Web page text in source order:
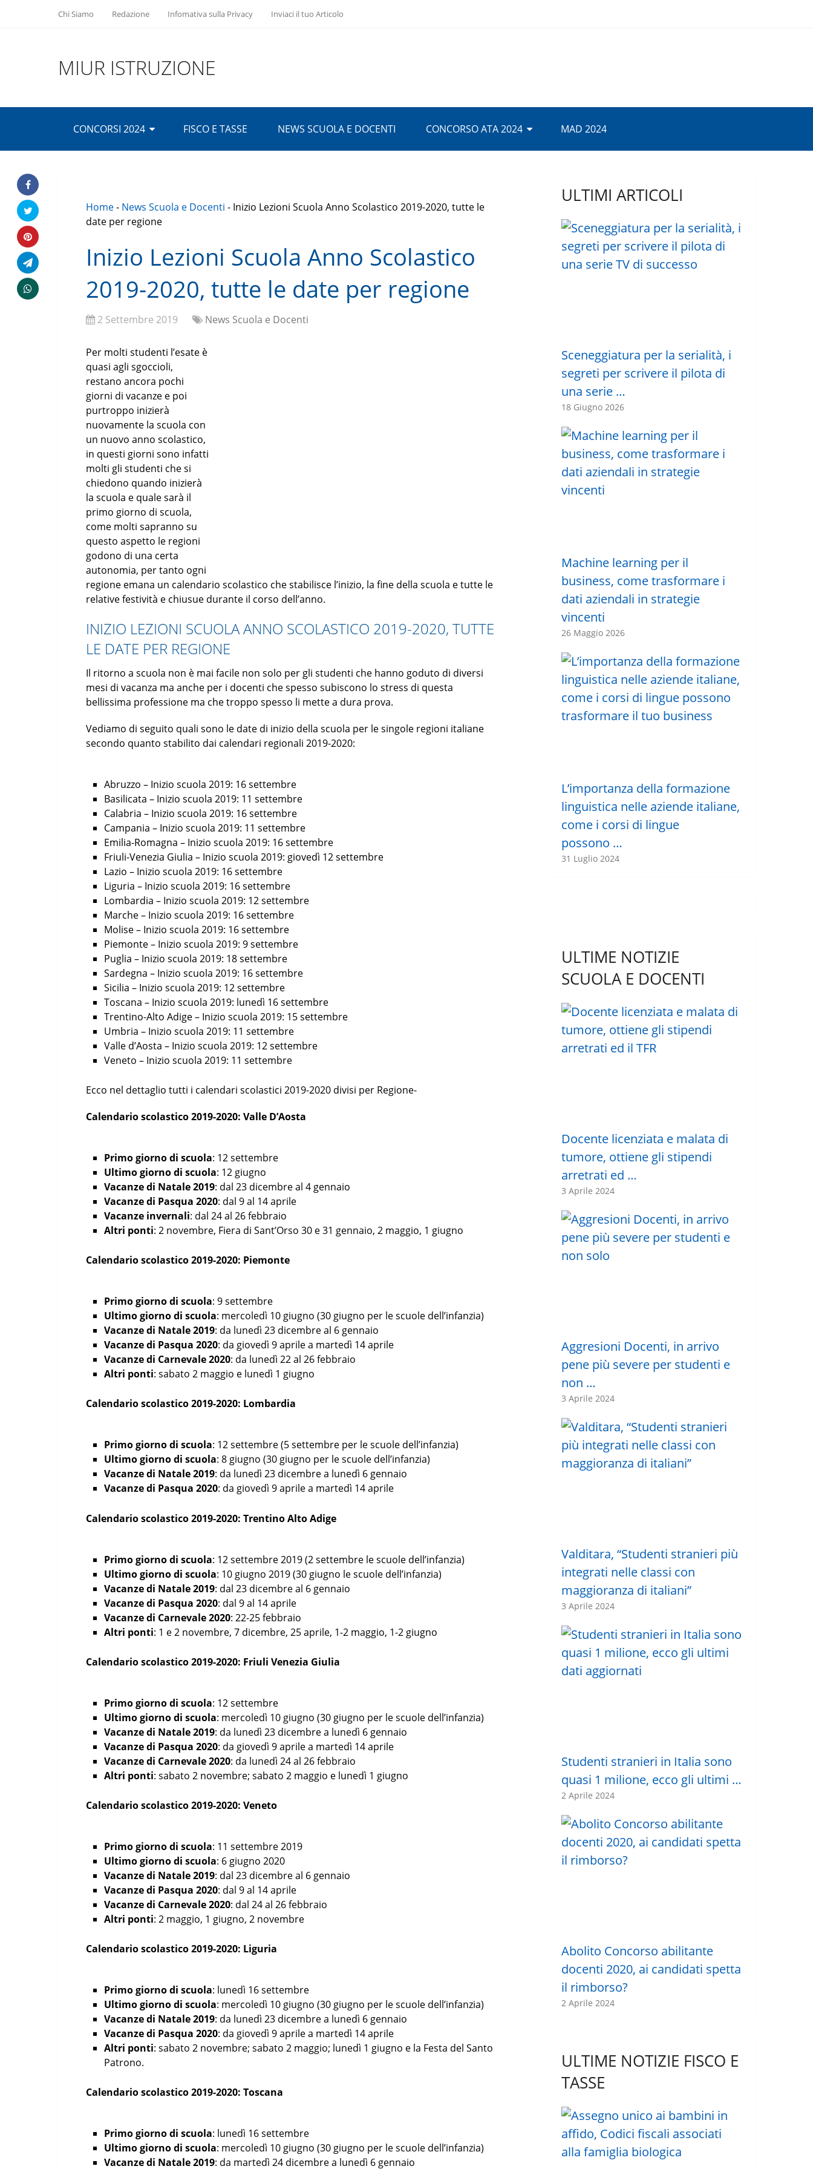
Chi Siamo Redazione Infomativa sulla Privacy Inviaci il tuo Articolo
MIUR ISTRUZIONE
CONCORSI 2024 FISCO E TASSE NEWS SCUOLA E DOCENTI CONCORSO ATA 2024 MAD 2024
Home- News Scuola e Docenti - Inizio Lezioni Scuola Anno Scolastico 2019-2020, tutte le
date per regione
Inizio Lezioni Scuola Anno Scolastico
2019-2020, tutte le date per regione
2 Settembre 2019 News Scuola e Docenti
Per molti studenti l’esate è
quasi agli sgoccioli,
restano ancora pochi
giorni di vacanze e poi
purtroppo inizierà
nuovamente la scuola con
un nuovo anno scolastico,
in questi giorni sono infatti
molti gli studenti che si
chiedono quando inizierà
la scuola e quale sarà il
primo giorno di scuola,
come molti sapranno su
questo aspetto le regioni
godono di una certa
autonomia, per tanto ogni
regione emana un calendario scolastico che stabilisce l’inizio, la fine della scuola e tutte le
relative festività e chiusue durante il corso dell’anno.
INIZIO LEZIONI SCUOLA ANNO SCOLASTICO 2019-2020, TUTTE
LE DATE PER REGIONE
Il ritorno a scuola non è mai facile non solo per gli studenti che hanno goduto di diversi
mesi di vacanza ma anche per i docenti che spesso subiscono lo stress di questa
bellissima professione ma che troppo spesso li mette a dura prova.
Vediamo di seguito quali sono le date di inizio della scuola per le singole regioni italiane
secondo quanto stabilito dai calendari regionali 2019-2020:
Abruzzo – Inizio scuola 2019: 16 settembre
Basilicata – Inizio scuola 2019: 11 settembre
Calabria – Inizio scuola 2019: 16 settembre
Campania – Inizio scuola 2019: 11 settembre
Emilia-Romagna – Inizio scuola 2019: 16 settembre
Friuli-Venezia Giulia – Inizio scuola 2019: giovedì 12 settembre
Lazio – Inizio scuola 2019: 16 settembre
Liguria – Inizio scuola 2019: 16 settembre
Lombardia – Inizio scuola 2019: 12 settembre
Marche – Inizio scuola 2019: 16 settembre
Molise – Inizio scuola 2019: 16 settembre
Piemonte – Inizio scuola 2019: 9 settembre
Puglia – Inizio scuola 2019: 18 settembre
Sardegna – Inizio scuola 2019: 16 settembre
Sicilia – Inizio scuola 2019: 12 settembre
Toscana – Inizio scuola 2019: lunedì 16 settembre
Trentino-Alto Adige – Inizio scuola 2019: 15 settembre
Umbria – Inizio scuola 2019: 11 settembre
Valle d’Aosta – Inizio scuola 2019: 12 settembre
Veneto – Inizio scuola 2019: 11 settembre
Ecco nel dettaglio tutti i calendari scolastici 2019-2020 divisi per Regione-
Calendario scolastico 2019-2020: Valle D’Aosta
Primo giorno di scuola: 12 settembre
Ultimo giorno di scuola: 12 giugno
Vacanze di Natale 2019: dal 23 dicembre al 4 gennaio
Vacanze di Pasqua 2020: dal 9 al 14 aprile
Vacanze invernali: dal 24 al 26 febbraio
Altri ponti: 2 novembre, Fiera di Sant’Orso 30 e 31 gennaio, 2 maggio, 1 giugno
Calendario scolastico 2019-2020: Piemonte
Primo giorno di scuola: 9 settembre
Ultimo giorno di scuola: mercoledì 10 giugno (30 giugno per le scuole dell’infanzia)
Vacanze di Natale 2019: da lunedì 23 dicembre al 6 gennaio
Vacanze di Pasqua 2020: da giovedì 9 aprile a martedì 14 aprile
Vacanze di Carnevale 2020: da lunedì 22 al 26 febbraio
Altri ponti: sabato 2 maggio e lunedì 1 giugno
Calendario scolastico 2019-2020: Lombardia
Primo giorno di scuola: 12 settembre (5 settembre per le scuole dell’infanzia)
Ultimo giorno di scuola: 8 giugno (30 giugno per le scuole dell’infanzia)
Vacanze di Natale 2019: da lunedì 23 dicembre a lunedì 6 gennaio
Vacanze di Pasqua 2020: da giovedì 9 aprile a martedì 14 aprile
Calendario scolastico 2019-2020: Trentino Alto Adige
Primo giorno di scuola: 12 settembre 2019 (2 settembre le scuole dell’infanzia)
Ultimo giorno di scuola: 10 giugno 2019 (30 giugno le scuole dell’infanzia)
Vacanze di Natale 2019: dal 23 dicembre al 6 gennaio
Vacanze di Pasqua 2020: dal 9 al 14 aprile
Vacanze di Carnevale 2020: 22-25 febbraio
Altri ponti: 1 e 2 novembre, 7 dicembre, 25 aprile, 1-2 maggio, 1-2 giugno
Calendario scolastico 2019-2020: Friuli Venezia Giulia
Primo giorno di scuola: 12 settembre
Ultimo giorno di scuola: mercoledì 10 giugno (30 giugno per le scuole dell’infanzia)
Vacanze di Natale 2019: da lunedì 23 dicembre a lunedì 6 gennaio
Vacanze di Pasqua 2020: da giovedì 9 aprile a martedì 14 aprile
Vacanze di Carnevale 2020: da lunedì 24 al 26 febbraio
Altri ponti: sabato 2 novembre; sabato 2 maggio e lunedì 1 giugno
Calendario scolastico 2019-2020: Veneto
Primo giorno di scuola: 11 settembre 2019
Ultimo giorno di scuola: 6 giugno 2020
Vacanze di Natale 2019: dal 23 dicembre al 6 gennaio
Vacanze di Pasqua 2020: dal 9 al 14 aprile
Vacanze di Carnevale 2020: dal 24 al 26 febbraio
Altri ponti: 2 maggio, 1 giugno, 2 novembre
Calendario scolastico 2019-2020: Liguria
Primo giorno di scuola: lunedì 16 settembre
Ultimo giorno di scuola: mercoledì 10 giugno (30 giugno per le scuole dell’infanzia)
Vacanze di Natale 2019: da lunedì 23 dicembre a lunedì 6 gennaio
Vacanze di Pasqua 2020: da giovedì 9 aprile a martedì 14 aprile
Altri ponti: sabato 2 novembre; sabato 2 maggio; lunedì 1 giugno e la Festa del Santo
Patrono.
Calendario scolastico 2019-2020: Toscana
Primo giorno di scuola: lunedì 16 settembre
Ultimo giorno di scuola: mercoledì 10 giugno (30 giugno per le scuole dell’infanzia)
Vacanze di Natale 2019: da martedì 24 dicembre a lunedì 6 gennaio
ULTIMI ARTICOLI
Sceneggiatura per la serialità, i
segreti per scrivere il pilota di
una serie …
18 Giugno 2026
Machine learning per il
business, come trasformare i
dati aziendali in strategie
vincenti
26 Maggio 2026
L’importanza della formazione
linguistica nelle aziende italiane,
come i corsi di lingue
possono …
31 Luglio 2024
ULTIME NOTIZIE
SCUOLA E DOCENTI
Docente licenziata e malata di
tumore, ottiene gli stipendi
arretrati ed …
3 Aprile 2024
Aggresioni Docenti, in arrivo
pene più severe per studenti e
non …
3 Aprile 2024
Valditara, “Studenti stranieri più
integrati nelle classi con
maggioranza di italiani”
3 Aprile 2024
Studenti stranieri in Italia sono
quasi 1 milione, ecco gli ultimi …
2 Aprile 2024
Abolito Concorso abilitante
docenti 2020, ai candidati spetta
il rimborso?
2 Aprile 2024
ULTIME NOTIZIE FISCO E
TASSE